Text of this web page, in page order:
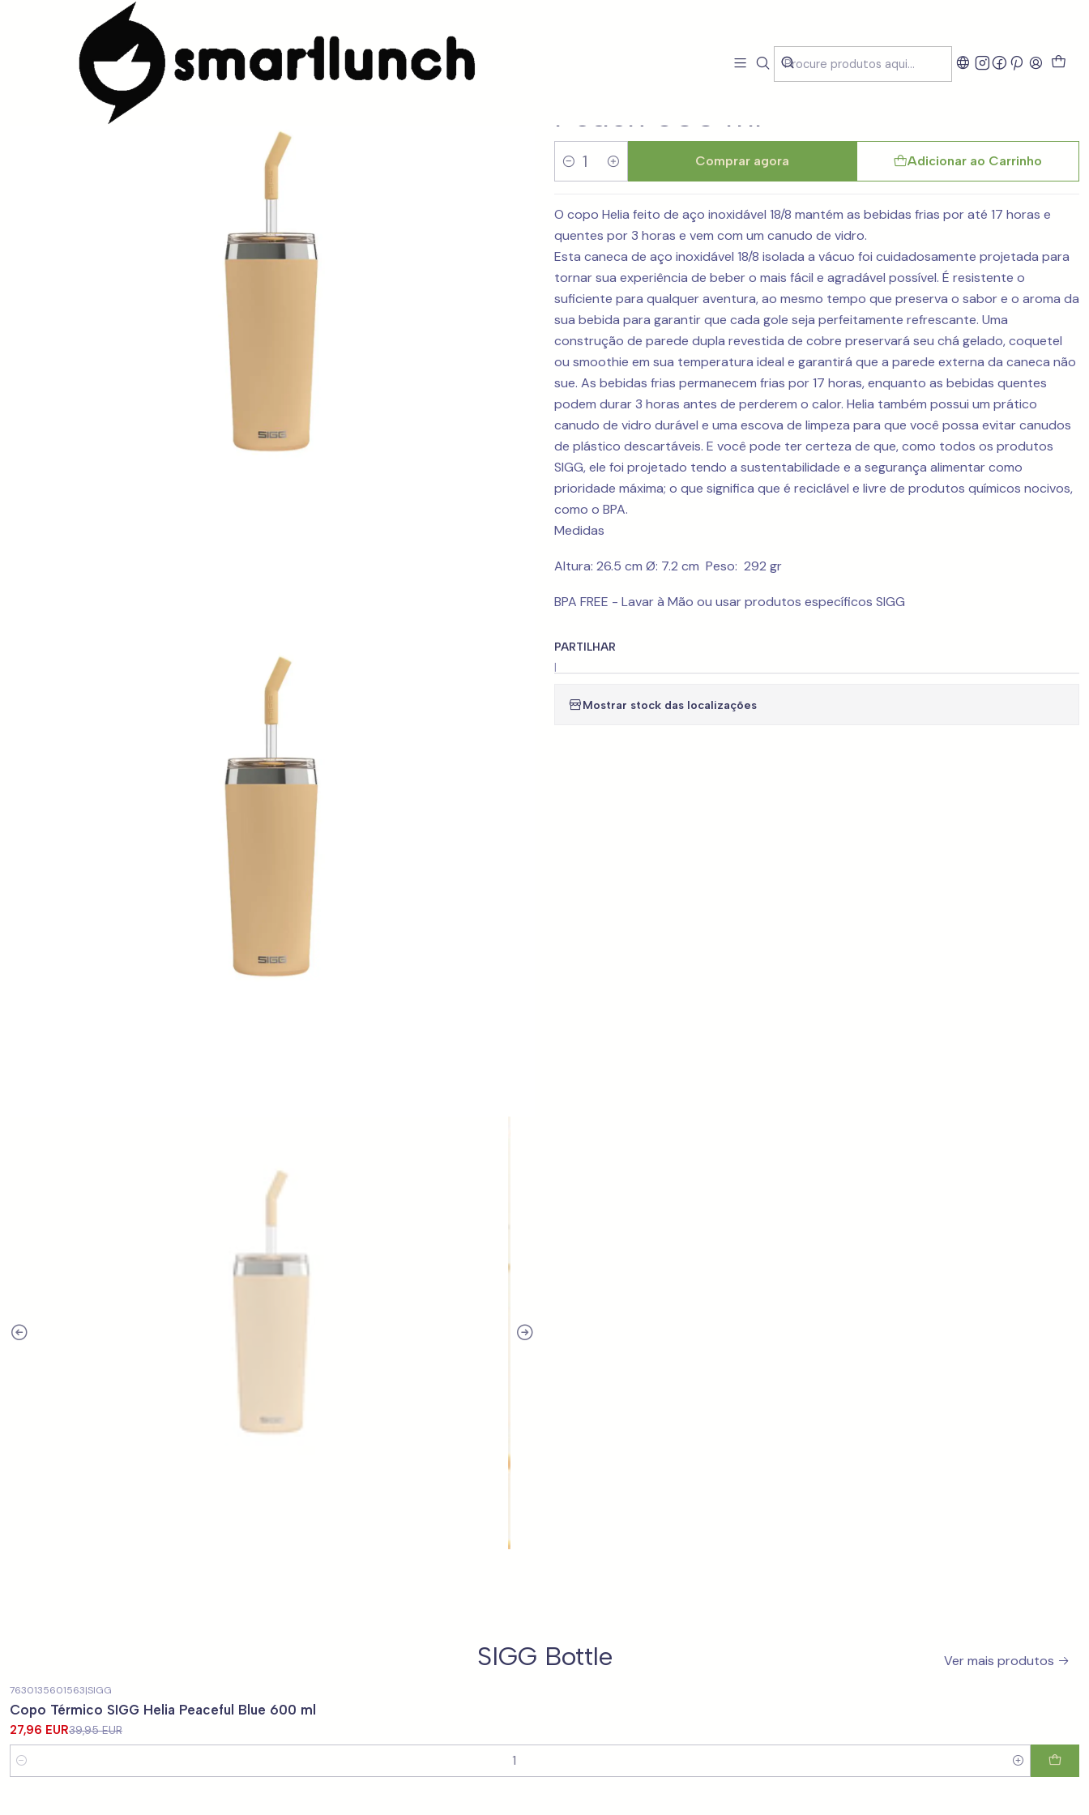
Levar Bebida
Copo Térmico SIGG Helia Muted
Peach 600 ml
Quantidade
Adicionar ao Carrinho
Comprar agora
O copo Helia feito de aço inoxidável 18/8 mantém as bebidas frias por até 17 horas e
quentes por 3 horas e vem com um canudo de vidro.
Esta caneca de aço inoxidável 18/8 isolada a vácuo foi cuidadosamente projetada para
tornar sua experiência de beber o mais fácil e agradável possível. É resistente o
suficiente para qualquer aventura, ao mesmo tempo que preserva o sabor e o aroma da
sua bebida para garantir que cada gole seja perfeitamente refrescante. Uma
construção de parede dupla revestida de cobre preservará seu chá gelado, coquetel
ou smoothie em sua temperatura ideal e garantirá que a parede externa da caneca não
sue. As bebidas frias permanecem frias por 17 horas, enquanto as bebidas quentes
podem durar 3 horas antes de perderem o calor. Helia também possui um prático
canudo de vidro durável e uma escova de limpeza para que você possa evitar canudos
de plástico descartáveis. E você pode ter certeza de que, como todos os produtos
SIGG, ele foi projetado tendo a sustentabilidade e a segurança alimentar como
prioridade máxima; o que significa que é reciclável e livre de produtos químicos nocivos,
como o BPA.
Medidas
Altura: 26.5 cm Ø: 7.2 cm Peso: 292 gr
BPA FREE - Lavar à Mão ou usar produtos específicos SIGG
PARTILHAR
|
Mostrar stock das localizações
SIGG Bottle Ver mais produtos
DESCONTO
7630135601563|SIGG
Copo Térmico SIGG Helia Peaceful Blue 600 ml
27,96 EUR39,95 EUR
Quantidade